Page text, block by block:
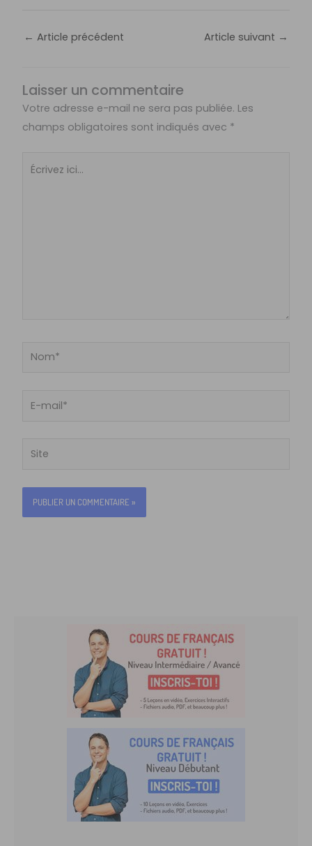
← Article précédent Article suivant →
Laisser un commentaire
Votre adresse e-mail ne sera pas publiée. Les
champs obligatoires sont indiqués avec *
Nom*
Site